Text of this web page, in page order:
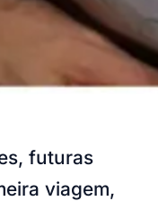
futuras
viagem,